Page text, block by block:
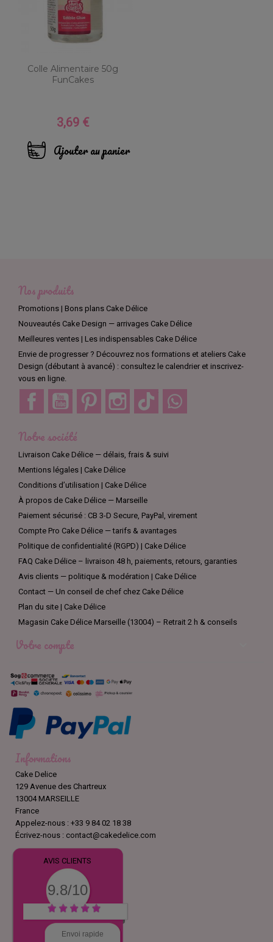
Colle Alimentaire 50g
FunCakes
Prix
3,69 €
Ajouter au panier
Nos produits
Promotions | Bons plans Cake Délice
Nouveautés Cake Design — arrivages Cake Délice
Meilleures ventes | Les indispensables Cake Délice
Envie de progresser ? Découvrez nos formations et ateliers Cake
Design (débutant à avancé) : consultez le calendrier et inscrivez-
vous en ligne.
Facebook YouTube Pinterest Instagram TikTok
Notre société
Livraison Cake Délice — délais, frais & suivi
Mentions légales | Cake Délice
Conditions d’utilisation | Cake Délice
À propos de Cake Délice — Marseille
Paiement sécurisé : CB 3-D Secure, PayPal, virement
Compte Pro Cake Délice — tarifs & avantages
Politique de confidentialité (RGPD) | Cake Délice
FAQ Cake Délice – livraison 48 h, paiements, retours, garanties
Avis clients — politique & modération | Cake Délice
Contact — Un conseil de chef chez Cake Délice
Plan du site | Cake Délice
Magasin Cake Délice Marseille (13004) – Retrait 2 h & conseils
Votre compte
Informations
Cake Delice
129 Avenue des Chartreux
13004 MARSEILLE
France
Appelez-nous : +33 9 84 02 18 38
Écrivez-nous : contact@cakedelice.com
AVIS CLIENTS
9.8/10
Envoi rapide